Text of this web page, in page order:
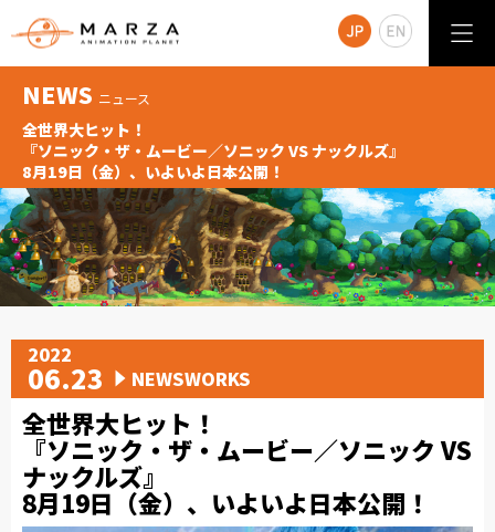
NEWS ニュース
全世界大ヒット！
『ソニック・ザ・ムービー／ソニック VS ナックルズ』
8月19日（金）、いよいよ日本公開！
2022
06.23 NEWSWORKS
全世界大ヒット！
『ソニック・ザ・ムービー／ソニック VS
ナックルズ』
8月19日（金）、いよいよ日本公開！